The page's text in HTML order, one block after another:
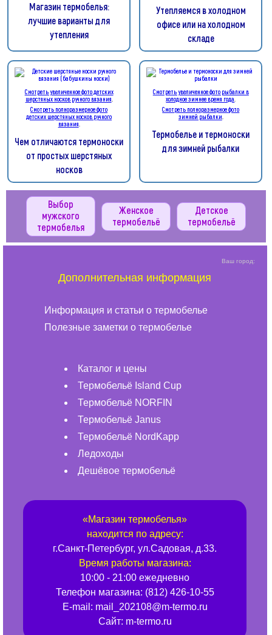
Выбор
мужского
термобелья
Женское
термобельё
Детское
термобельё
Магазин термобелья:
лучшие варианты для
утепления
Утепляемся в холодном
офисе или на холодном
складе
Смотреть увеличенное фото детских
шерстяных носков ручного вязания
Смотреть полноразмерное фото
детских шерстяных носков ручного
вязания
Чем отличаются термоноски
от простых шерстяных
носков
Смотреть увеличенное фото рыбалки в
холодное зимнее время года
Смотреть полноразмерное фото
зимней рыбалки
Термобелье и термоноски
для зимней рыбалки
Ваш город:
Дополнительная информация
Информация и статьи о термобелье
Полезные заметки о термобелье
Каталог и цены
Термобельё Island Cup
Термобельё NORFIN
Термобельё Janus
Термобельё NordKapp
Ледоходы
Дешёвое термобельё
«Магазин термобелья»
находится по адресу:
г.Санкт-Петербург,ул.Садовая, д.33.
Время работы магазина:
10:00 - 21:00 ежедневно
Телефон магазина: (812) 426-10-55
E-mail: mail_202108@m-termo.ru
Сайт: m-termo.ru